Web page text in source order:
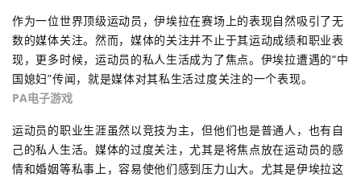
作为一位世界顶级运动员，伊埃拉在赛场上的表现自然吸引了无
数的媒体关注。然而，媒体的关注并不止于其运动成绩和职业表
现，更多时候，运动员的私人生活成为了焦点。伊埃拉遭遇的“中
国媳妇”传闻，就是媒体对其私生活过度关注的一个表现。
PA电子游戏
运动员的职业生涯虽然以竞技为主，但他们也是普通人，也有自
己的私人生活。媒体的过度关注，尤其是将焦点放在运动员的感
情和婚姻等私事上，容易使他们感到压力山大。尤其是伊埃拉这